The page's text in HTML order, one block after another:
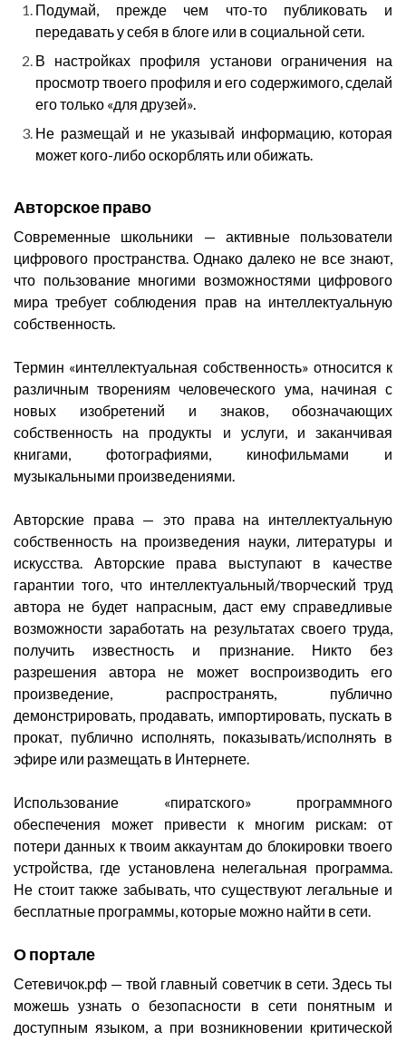
Подумай, прежде чем что-то публиковать и
передавать у себя в блоге или в социальной сети.
В настройках профиля установи ограничения на
просмотр твоего профиля и его содержимого, сделай
его только «для друзей».
Не размещай и не указывай информацию, которая
может кого-либо оскорблять или обижать.
Авторское право
Современные школьники — активные пользователи
цифрового пространства. Однако далеко не все знают,
что пользование многими возможностями цифрового
мира требует соблюдения прав на интеллектуальную
собственность.
Термин «интеллектуальная собственность» относится к
различным творениям человеческого ума, начиная с
новых изобретений и знаков, обозначающих
собственность на продукты и услуги, и заканчивая
книгами, фотографиями, кинофильмами и
музыкальными произведениями.
Авторские права — это права на интеллектуальную
собственность на произведения науки, литературы и
искусства. Авторские права выступают в качестве
гарантии того, что интеллектуальный/творческий труд
автора не будет напрасным, даст ему справедливые
возможности заработать на результатах своего труда,
получить известность и признание. Никто без
разрешения автора не может воспроизводить его
произведение, распространять, публично
демонстрировать, продавать, импортировать, пускать в
прокат, публично исполнять, показывать/исполнять в
эфире или размещать в Интернете.
Использование «пиратского» программного
обеспечения может привести к многим рискам: от
потери данных к твоим аккаунтам до блокировки твоего
устройства, где установлена нелегальная программа.
Не стоит также забывать, что существуют легальные и
бесплатные программы, которые можно найти в сети.
О портале
Сетевичок.рф — твой главный советчик в сети. Здесь ты
можешь узнать о безопасности в сети понятным и
доступным языком, а при возникновении критической